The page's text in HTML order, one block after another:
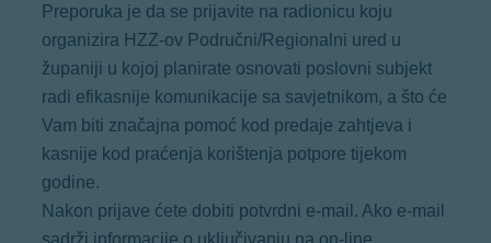
Preporuka je da se prijavite na radionicu koju
organizira HZZ-ov Područni/Regionalni ured u
županiji u kojoj planirate osnovati poslovni subjekt
radi efikasnije komunikacije sa savjetnikom, a što će
Vam biti značajna pomoć kod predaje zahtjeva i
kasnije kod praćenja korištenja potpore tijekom
godine.
Nakon prijave ćete dobiti potvrdni e-mail. Ako e-mail
sadrži informacije o uključivanju na on-line